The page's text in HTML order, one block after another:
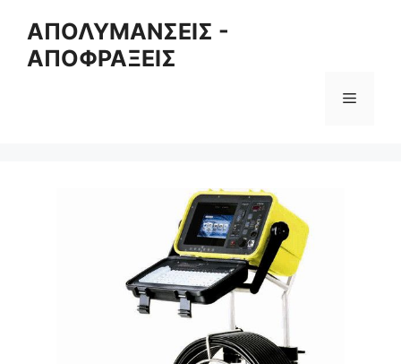
content
ΑΠΟΛΥΜΑΝΣΕΙΣ -
ΑΠΟΦΡΑΞΕΙΣ
Menu